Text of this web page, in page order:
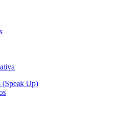
(Speak Up)